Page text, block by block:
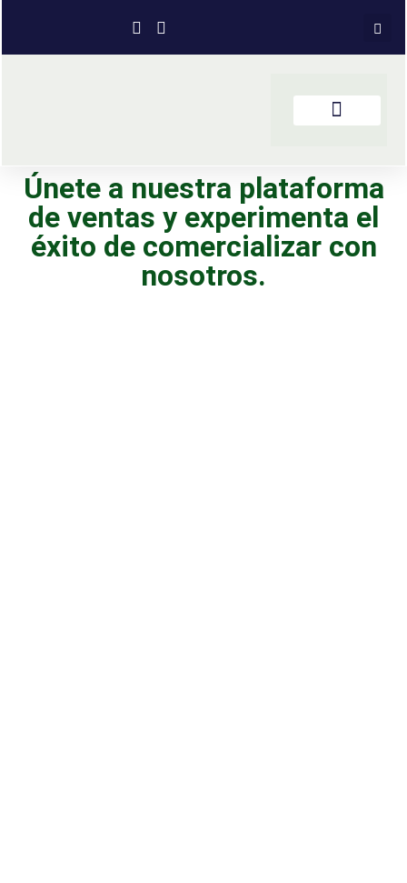
Únete a nuestra plataforma
de ventas y experimenta el
éxito de comercializar con
nosotros.